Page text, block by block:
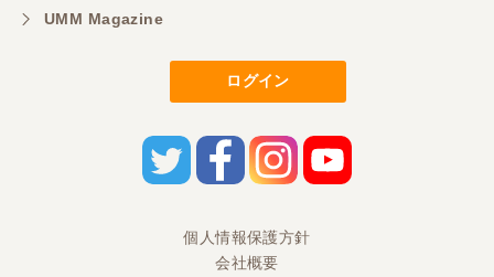
担当さんの説明が丁寧で分かりやすく、急な要望に
も迅速に対応して頂き非常に助かりました。
三重県／
UMM Magazine
ログイン
個人情報保護方針
会社概要